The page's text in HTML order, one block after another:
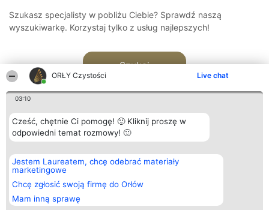
ORŁY Czystości Live chat
03:10
Cześć, chętnie Ci pomogę! 🙂 Kliknij proszę w
odpowiedni temat rozmowy! 🙂
Jestem Laureatem, chcę odebrać materiały
marketingowe
Chcę zgłosić swoją firmę do Orłów
Mam inną sprawę
Szukasz specjalisty w pobliżu Ciebie? Sprawdź naszą
wyszukiwarkę. Korzystaj tylko z usług najlepszych!
Szukaj
Organizator plebiscytu
Bright Side Solutions sp. z o.
o. sp. k.
ul. Ruska 22
Wrocław 50-079
KRS 0000749100 | Regon
381313360 | NIP 8943132676
Plebiscyt
Laureaci
wszystkich
Laureatów
Regulamin
Kontakt
Kontakt